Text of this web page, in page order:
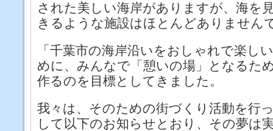
された美しい海岸がありますが、海を
きるような施設はほとんどありません
「千葉市の海岸沿いをおしゃれで楽し
めに、みんなで「憩いの場」となるた
作るのを目標としてきました。
我々は、そのための街づくり活動を行
して以下のお知らせとおり、その夢は